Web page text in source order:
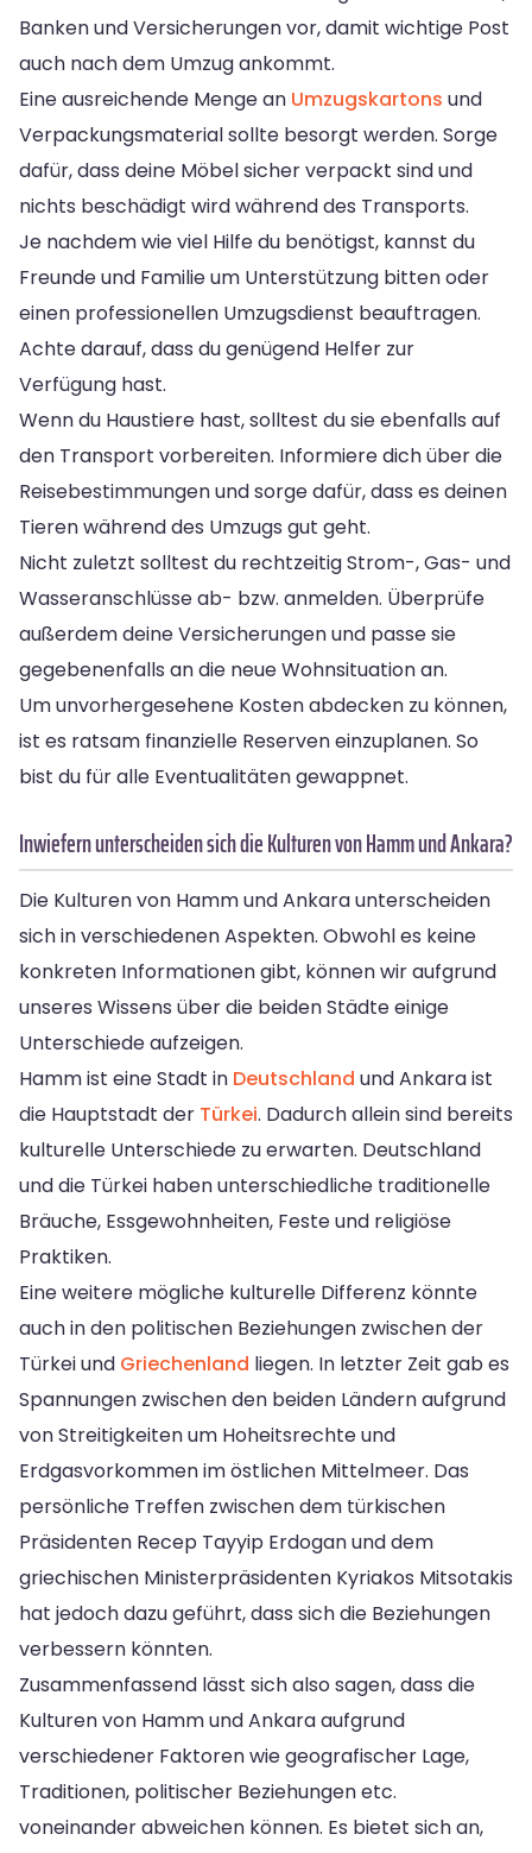
Banken und Versicherungen vor, damit wichtige Post
auch nach dem Umzug ankommt.
Eine ausreichende Menge an Umzugskartons und
Verpackungsmaterial sollte besorgt werden. Sorge
dafür, dass deine Möbel sicher verpackt sind und
nichts beschädigt wird während des Transports.
Je nachdem wie viel Hilfe du benötigst, kannst du
Freunde und Familie um Unterstützung bitten oder
einen professionellen Umzugsdienst beauftragen.
Achte darauf, dass du genügend Helfer zur
Verfügung hast.
Wenn du Haustiere hast, solltest du sie ebenfalls auf
den Transport vorbereiten. Informiere dich über die
Reisebestimmungen und sorge dafür, dass es deinen
Tieren während des Umzugs gut geht.
Nicht zuletzt solltest du rechtzeitig Strom-, Gas- und
Wasseranschlüsse ab- bzw. anmelden. Überprüfe
außerdem deine Versicherungen und passe sie
gegebenenfalls an die neue Wohnsituation an.
Um unvorhergesehene Kosten abdecken zu können,
ist es ratsam finanzielle Reserven einzuplanen. So
bist du für alle Eventualitäten gewappnet.
Inwiefern unterscheiden sich die Kulturen von Hamm und Ankara?
Die Kulturen von Hamm und Ankara unterscheiden
sich in verschiedenen Aspekten. Obwohl es keine
konkreten Informationen gibt, können wir aufgrund
unseres Wissens über die beiden Städte einige
Unterschiede aufzeigen.
Hamm ist eine Stadt in Deutschland und Ankara ist
die Hauptstadt der Türkei. Dadurch allein sind bereits
kulturelle Unterschiede zu erwarten. Deutschland
und die Türkei haben unterschiedliche traditionelle
Bräuche, Essgewohnheiten, Feste und religiöse
Praktiken.
Eine weitere mögliche kulturelle Differenz könnte
auch in den politischen Beziehungen zwischen der
Türkei und Griechenland liegen. In letzter Zeit gab es
Spannungen zwischen den beiden Ländern aufgrund
von Streitigkeiten um Hoheitsrechte und
Erdgasvorkommen im östlichen Mittelmeer. Das
persönliche Treffen zwischen dem türkischen
Präsidenten Recep Tayyip Erdogan und dem
griechischen Ministerpräsidenten Kyriakos Mitsotakis
hat jedoch dazu geführt, dass sich die Beziehungen
verbessern könnten.
Zusammenfassend lässt sich also sagen, dass die
Kulturen von Hamm und Ankara aufgrund
verschiedener Faktoren wie geografischer Lage,
Traditionen, politischer Beziehungen etc.
voneinander abweichen können. Es bietet sich an,